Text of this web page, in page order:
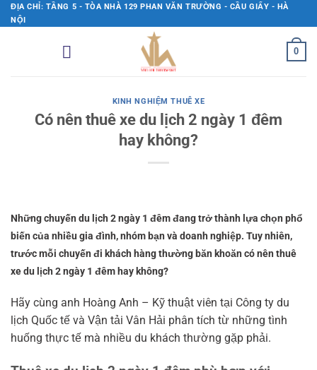
Bỏ
qua
ĐỊA CHỈ: TẦNG 5 - TÒA NHÀ 129 PHAN VĂN TRƯỜNG - CẦU GIẤY - HÀ
NỘI
0
KINH NGHIỆM THUÊ XE
Có nên thuê xe du lịch 2 ngày 1 đêm
hay không?
Những chuyến du lịch 2 ngày 1 đêm đang trở thành lựa chọn phổ
biến của nhiều gia đình, nhóm bạn và doanh nghiệp. Tuy nhiên,
trước mỗi chuyến đi khách hàng thường băn khoăn có nên thuê
xe du lịch 2 ngày 1 đêm hay không?
Hãy cùng anh Hoàng Anh – Kỹ thuật viên tại Công ty du
lịch Quốc tế và Vận tải Vân Hải phân tích từ những tình
huống thực tế mà nhiều du khách thường gặp phải.